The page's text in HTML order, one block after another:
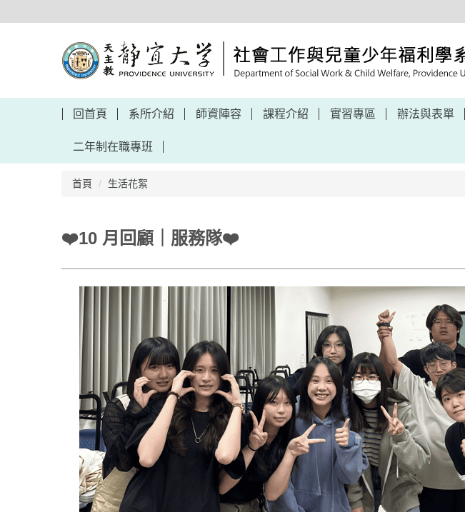
到
區
回首頁 系所介紹 師資陣容 課程介紹 實習專區 辦法與表單
二年制在職專班
首頁 生活花絮
❤️10 月回顧｜服務隊❤️